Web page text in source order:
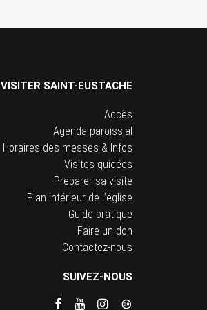
VISITER SAINT-EUSTACHE
Accès
Agenda paroissial
Horaires des messes & Infos
Visites guidées
Preparer sa visite
Plan intérieur de l’église
Guide pratique
Faire un don
Contactez-nous
SUIVEZ-NOUS